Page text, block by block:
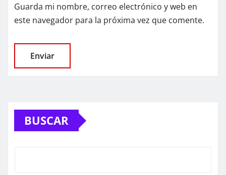
Guarda mi nombre, correo electrónico y web en
este navegador para la próxima vez que comente.
BUSCAR